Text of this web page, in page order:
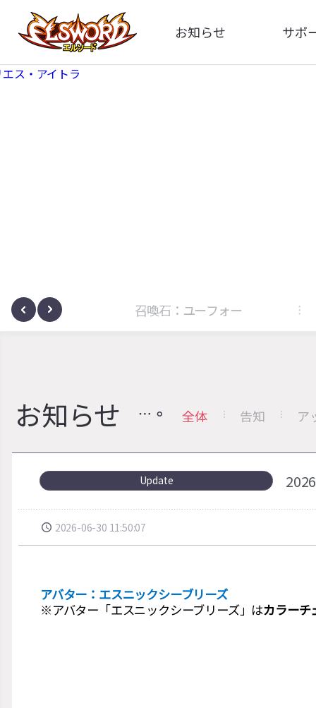
お知らせ
全体
サポ
サノヴァ 召喚石：ユーフォー
お知らせ 全体 告知 ア
Update
2026-06-30 11:50:07
アバター：エスニックシーブリーズ
※アバター「エスニックシーブリーズ」はカラーチ